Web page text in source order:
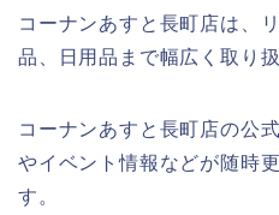
コーナンあすと長町店は、
品、日用品まで幅広く取り
コーナンあすと長町店の公
やイベント情報などが随時
す。